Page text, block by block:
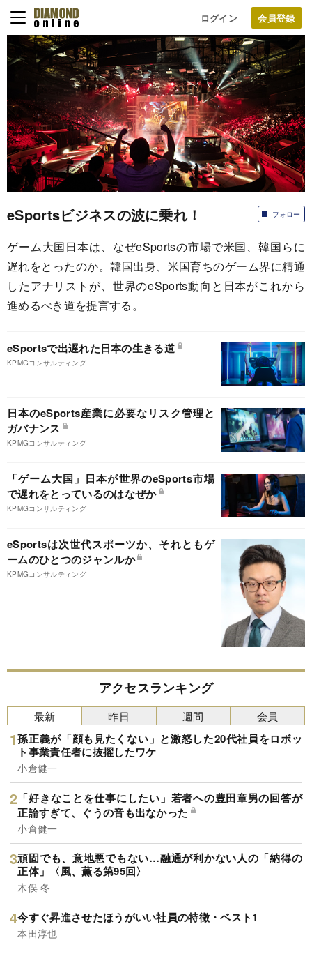
ログイン
フォロー
eSportsビジネスの波に乗れ！
ゲーム大国日本は、なぜeSportsの市場で米国、韓国らに
遅れをとったのか。韓国出身、米国育ちのゲーム界に精通
したアナリストが、世界のeSports動向と日本がこれから
進めるべき道を提言する。
eSportsで出遅れた日本の生きる道
KPMGコンサルティング
日本のeSports産業に必要なリスク管理と
ガバナンス
KPMGコンサルティング
「ゲーム大国」日本が世界のeSports市場
で遅れをとっているのはなぜか
KPMGコンサルティング
eSportsは次世代スポーツか、それともゲ
ームのひとつのジャンルか
KPMGコンサルティング
アクセスランキング
最新
孫正義が「顔も見たくない」と激怒した20代社員をロボッ
ト事業責任者に抜擢したワケ
小倉健一
「好きなことを仕事にしたい」若者への豊田章男の回答が
正論すぎて、ぐうの音も出なかった
小倉健一
頑固でも、意地悪でもない…融通が利かない人の「納得の
正体」〈風、薫る第95回〉
木俣 冬
今すぐ昇進させたほうがいい社員の特徴・ベスト1
本田淳也
昨日 週間 会員